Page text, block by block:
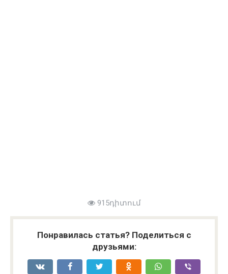
915դիտում
Понравилась статья? Поделиться с
друзьями: